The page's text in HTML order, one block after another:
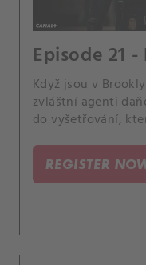
Episode 21
Když jsou v
zvláštní agenti
do vyšetřování,
podezřelého z
REGISTER